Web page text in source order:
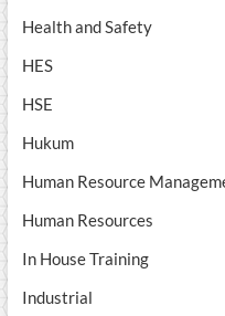
Health and Safety
HES
HSE
Hukum
Human Resource
Human Resources
In House Training
Industrial